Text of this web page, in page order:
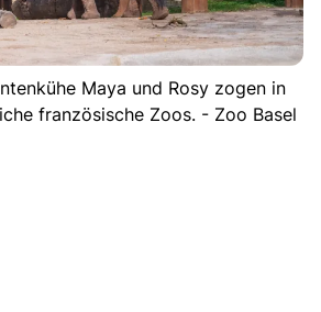
Maya und Rosy zogen in
französische Zoos. - Zoo Basel